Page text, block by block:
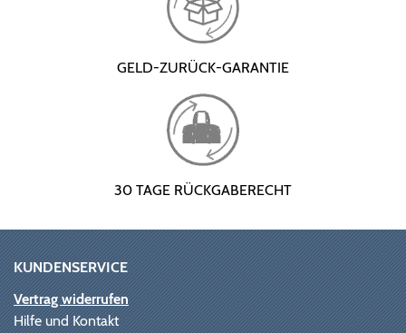
GELD-ZURÜCK-GARANTIE
30 TAGE RÜCKGABERECHT
KUNDENSERVICE
Vertrag widerrufen
Hilfe und Kontakt